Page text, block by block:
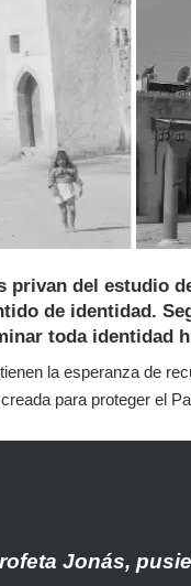
privan del estudio
de identidad.
toda identidad
la esperanza de
para proteger el
Jonás,